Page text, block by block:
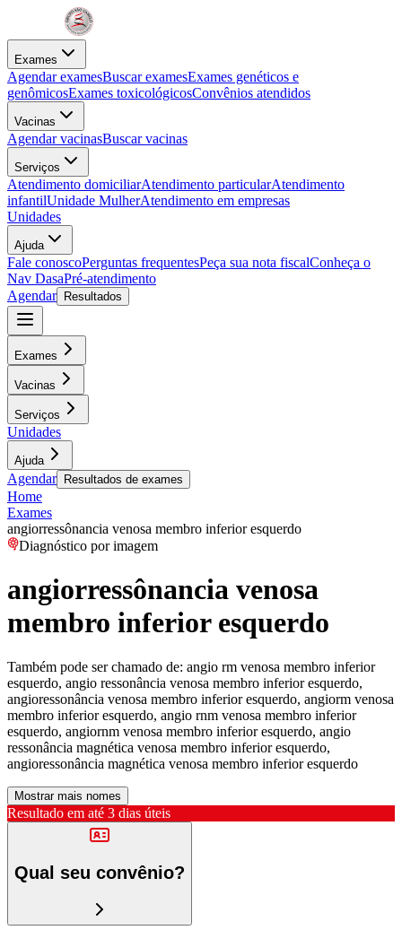
Exames
Agendar examesBuscar examesExames genéticos e
genômicosExames toxicológicosConvênios atendidos
Vacinas
Agendar vacinasBuscar vacinas
Serviços
Atendimento domiciliarAtendimento particularAtendimento
infantilUnidade MulherAtendimento em empresas
Unidades
Ajuda
Fale conoscoPerguntas frequentesPeça sua nota fiscalConheça o
Nav DasaPré-atendimento
Agendar
Resultados
Exames
Vacinas
Serviços
Unidades
Ajuda
Agendar Resultados de exames
Home
Exames
angiorressônancia venosa membro inferior esquerdo
Diagnóstico por imagem
angiorressônancia venosa
membro inferior esquerdo
Também pode ser chamado de: angio rm venosa membro inferior
esquerdo, angio ressonância venosa membro inferior esquerdo,
angioressonância venosa membro inferior esquerdo, angiorm venosa
membro inferior esquerdo, angio rnm venosa membro inferior
esquerdo, angiornm venosa membro inferior esquerdo, angio
ressonância magnética venosa membro inferior esquerdo,
angioressonância magnética venosa membro inferior esquerdo
Mostrar mais nomes
Resultado em até 3 dias úteis
Qual seu convênio?